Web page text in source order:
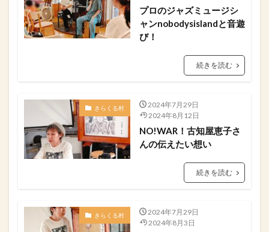
プロのジャズミュージシ
ャンnobodysislandと音遊
び！
続きを読む
きらくる村
2024年7月29日
2024年8月12日
NO!WAR！古知屋恵子さ
んの伝えたい想い
続きを読む
きらくる村
2024年7月29日
2024年8月3日